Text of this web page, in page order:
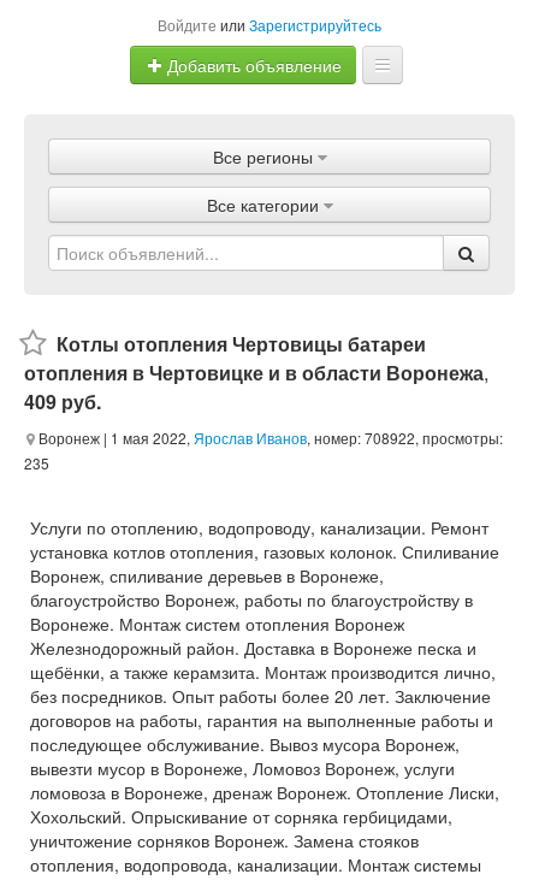
Войдите или Зарегистрируйтесь
Добавить объявление
Объявления
Магазины
Услуги
Все регионы
Все категории
Котлы отопления Чертовицы батареи
отопления в Чертовицке и в области Воронежа,
409 руб.
Воронеж | 1 мая 2022, Ярослав Иванов, номер: 708922, просмотры:
235
Услуги по отоплению, водопроводу, канализации. Ремонт
установка котлов отопления, газовых колонок. Спиливание
Воронеж, спиливание деревьев в Воронеже,
благоустройство Воронеж, работы по благоустройству в
Воронеже. Монтаж систем отопления Воронеж
Железнодорожный район. Доставка в Воронеже песка и
щебёнки, а также керамзита. Монтаж производится лично,
без посредников. Опыт работы более 20 лет. Заключение
договоров на работы, гарантия на выполненные работы и
последующее обслуживание. Вывоз мусора Воронеж,
вывезти мусор в Воронеже, Ломовоз Воронеж, услуги
ломовоза в Воронеже, дренаж Воронеж. Отопление Лиски,
Хохольский. Опрыскивание от сорняка гербицидами,
уничтожение сорняков Воронеж. Замена стояков
отопления, водопровода, канализации. Монтаж системы